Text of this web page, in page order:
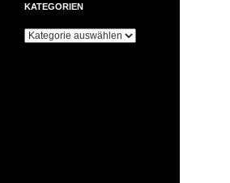
KATEGORIEN
Kategorien